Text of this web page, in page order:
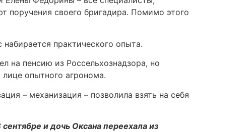
поручения своего бригадира. Помимо этого
практического опыта.
на пенсию из Россельхознадзора, но
опытного агронома.
– механизация – позволила взять на себя
и дочь Оксана переехала из